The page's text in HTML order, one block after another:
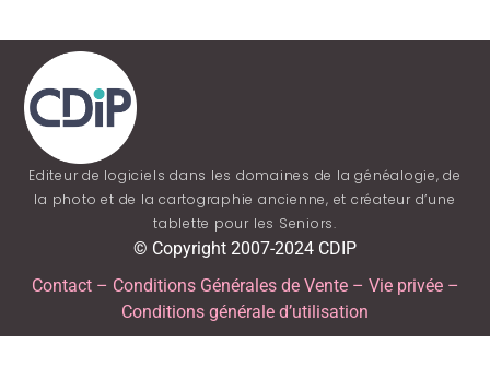
Editeur de logiciels dans les domaines de la généalogie, de
la photo et de la cartographie ancienne, et créateur d’une
tablette pour les Seniors.
© Copyright 2007-2024 CDIP
Contact– Conditions Générales de Vente– Vie privée–
Conditions générale d’utilisation